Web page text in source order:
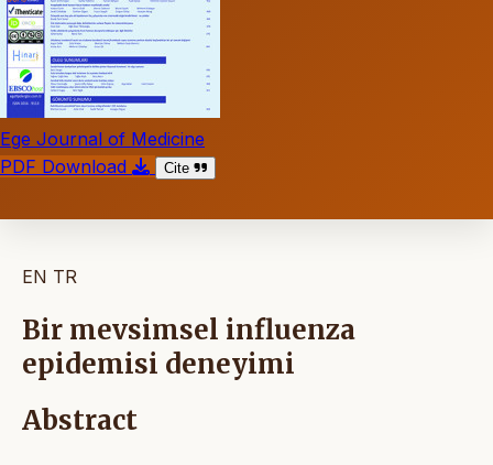
Ege Journal of Medicine
PDF Download
Cite
EN TR
Bir mevsimsel influenza
epidemisi deneyimi
Abstract